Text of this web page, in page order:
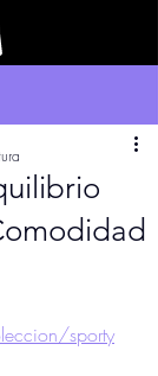
sporty